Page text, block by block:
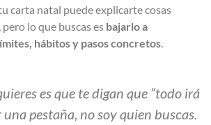
carta natal puede explicarte cosas
lo que buscas es bajarlo a
hábitos y pasos concretos
es que te digan que “todo irá
pestaña, no soy quien buscas.